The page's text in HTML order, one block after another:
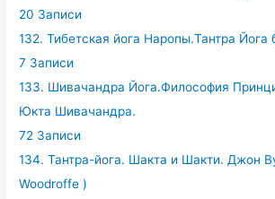
20 Записи
132. Тибетская йога Наропы.Тантра Йога
7 Записи
133. Шивачандра Йога.Философия
Юкта Шивачандра.
72 Записи
134. Тантра-йога. Шакта и Шакти. Джон
Woodroffe )